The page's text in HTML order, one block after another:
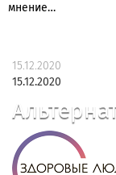
мнение…
15.12.2020
15.12.2020